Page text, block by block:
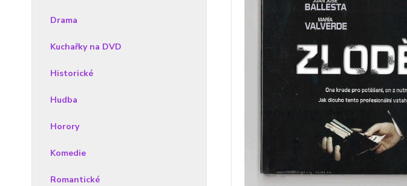
Drama
Kuchařky na DVD
Historické
Hudba
Horory
Komedie
Romantické